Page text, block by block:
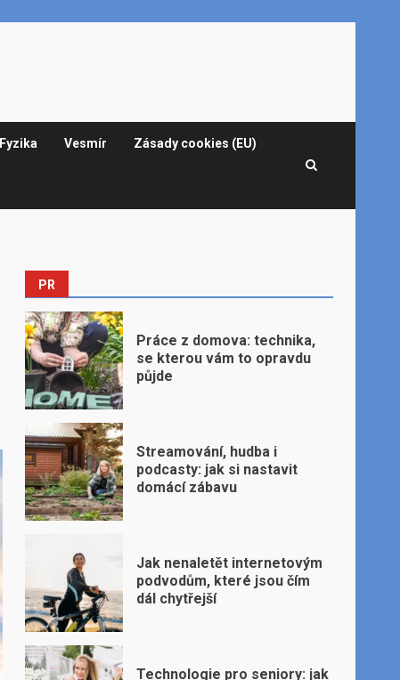
Fyzika Vesmír Zásady cookies (EU)
PR
Práce z domova: technika,
se kterou vám to opravdu
půjde
Streamování, hudba i
podcasty: jak si nastavit
domácí zábavu
Jak nenaletět internetovým
podvodům, které jsou čím
dál chytřejší
Technologie pro seniory: jak